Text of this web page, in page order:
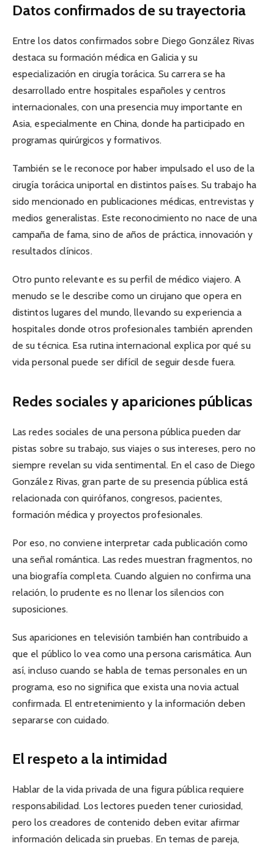
Datos confirmados de su trayectoria
Entre los datos confirmados sobre Diego González Rivas
destaca su formación médica en Galicia y su
especialización en cirugía torácica. Su carrera se ha
desarrollado entre hospitales españoles y centros
internacionales, con una presencia muy importante en
Asia, especialmente en China, donde ha participado en
programas quirúrgicos y formativos.
También se le reconoce por haber impulsado el uso de la
cirugía torácica uniportal en distintos países. Su trabajo ha
sido mencionado en publicaciones médicas, entrevistas y
medios generalistas. Este reconocimiento no nace de una
campaña de fama, sino de años de práctica, innovación y
resultados clínicos.
Otro punto relevante es su perfil de médico viajero. A
menudo se le describe como un cirujano que opera en
distintos lugares del mundo, llevando su experiencia a
hospitales donde otros profesionales también aprenden
de su técnica. Esa rutina internacional explica por qué su
vida personal puede ser difícil de seguir desde fuera.
Redes sociales y apariciones públicas
Las redes sociales de una persona pública pueden dar
pistas sobre su trabajo, sus viajes o sus intereses, pero no
siempre revelan su vida sentimental. En el caso de Diego
González Rivas, gran parte de su presencia pública está
relacionada con quirófanos, congresos, pacientes,
formación médica y proyectos profesionales.
Por eso, no conviene interpretar cada publicación como
una señal romántica. Las redes muestran fragmentos, no
una biografía completa. Cuando alguien no confirma una
relación, lo prudente es no llenar los silencios con
suposiciones.
Sus apariciones en televisión también han contribuido a
que el público lo vea como una persona carismática. Aun
así, incluso cuando se habla de temas personales en un
programa, eso no significa que exista una novia actual
confirmada. El entretenimiento y la información deben
separarse con cuidado.
El respeto a la intimidad
Hablar de la vida privada de una figura pública requiere
responsabilidad. Los lectores pueden tener curiosidad,
pero los creadores de contenido deben evitar afirmar
información delicada sin pruebas. En temas de pareja,